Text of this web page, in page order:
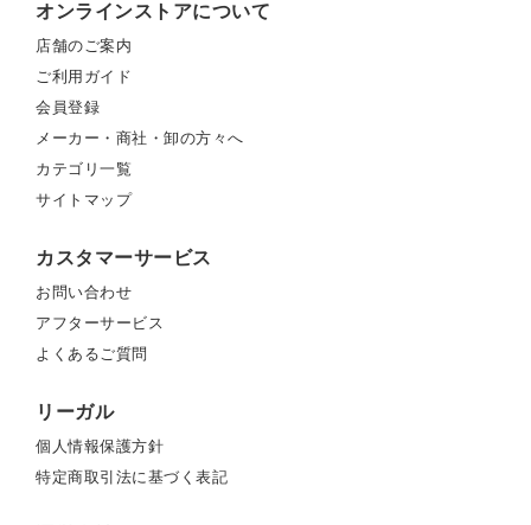
オンラインストアについて
店舗のご案内
ご利用ガイド
会員登録
メーカー・商社・卸の方々へ
カテゴリ一覧
サイトマップ
カスタマーサービス
お問い合わせ
アフターサービス
よくあるご質問
リーガル
個人情報保護方針
特定商取引法に基づく表記